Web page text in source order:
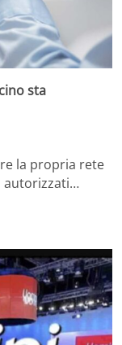
sta
la propria rete
autorizzati…